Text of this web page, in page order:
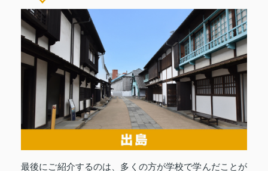
最後にご紹介するのは、多くの方が学校で学んだことが